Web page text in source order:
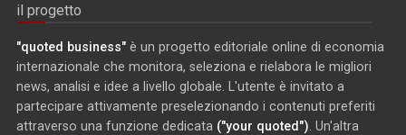
il progetto
"quoted business" è un progetto editoriale online di economia
internazionale che monitora, seleziona e rielabora le migliori
news, analisi e idee a livello globale. L'utente è invitato a
partecipare attivamente preselezionando i contenuti preferiti
attraverso una funzione dedicata ("your quoted") . Un'altra